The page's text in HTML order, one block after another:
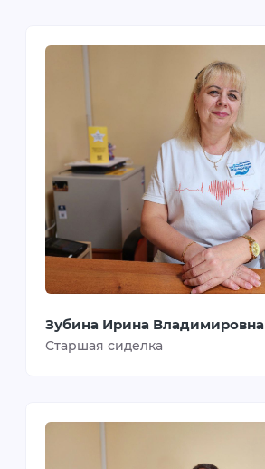
Зубина Ирина Владимировна
Старшая сиделка